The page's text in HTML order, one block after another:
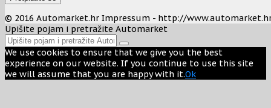
© 2016 Automarket.hr Impressum - http://
Upišite pojam i pretražite Automarket
We use cookies to ensure that we give you the best
experience on our website. If you continue to use this site
we will assume that you are happy with it.Ok